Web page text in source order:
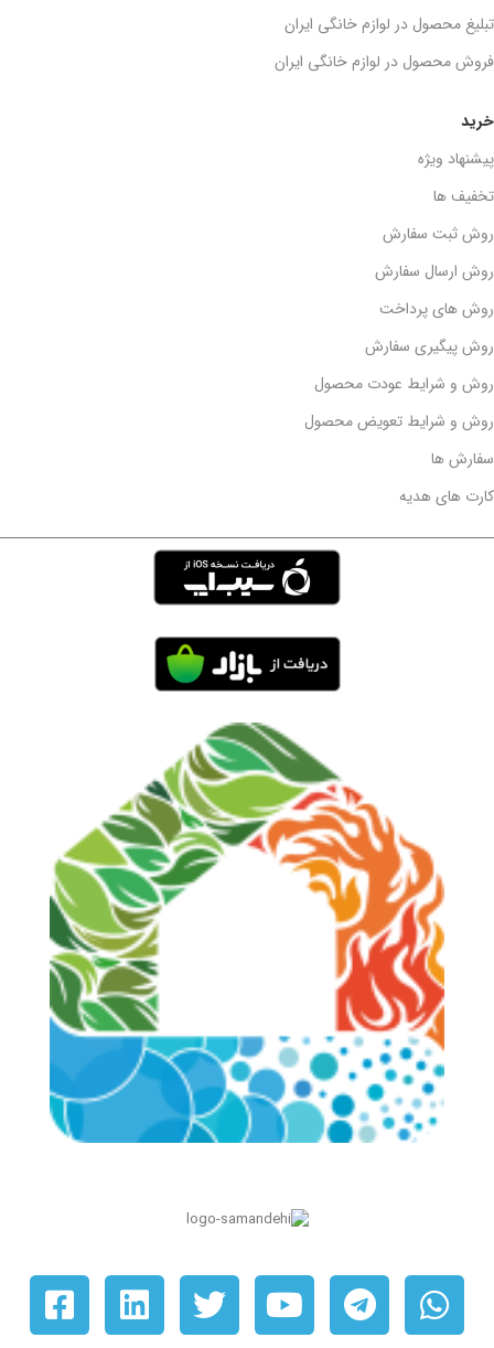
خرید
پیشنهاد ویژه
تخفیف ها
روش ثبت سفارش
روش ارسال سفارش
روش های پرداخت
روش پیگیری سفارش
روش و شرایط عودت محصول
روش و شرایط تعویض محصول
سفارش ها
کارت های هدیه
تبلیغ محصول در لوازم خانگی ایران
فروش محصول در لوازم خانگی ایران